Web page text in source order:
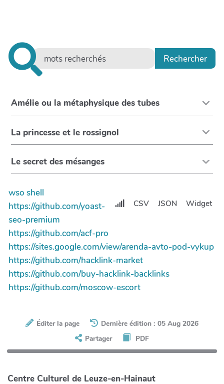
Amélie ou la métaphysique des tubes
La princesse et le rossignol
Le secret des mésanges
CSV JSON Widget
wso shell
https://github.com/yoast-
seo-premium
https://github.com/acf-pro
https://sites.google.com/view/arenda-avto-pod-vykup
https://github.com/hacklink-market
https://github.com/buy-hacklink-backlinks
https://github.com/moscow-escort
Éditer la page
Dernière édition : 05 Aug 2026
Partager
PDF
Centre Culturel de Leuze-en-Hainaut